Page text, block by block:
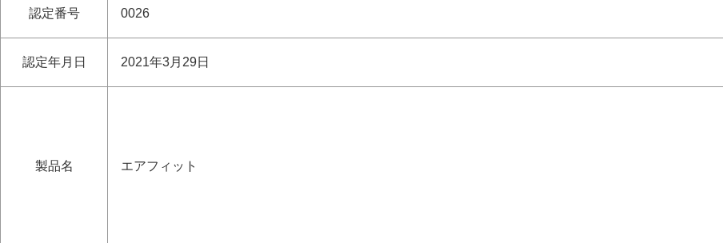
認定番号 0026
認定年月日 2021年3月29日
製品名 エアフィット